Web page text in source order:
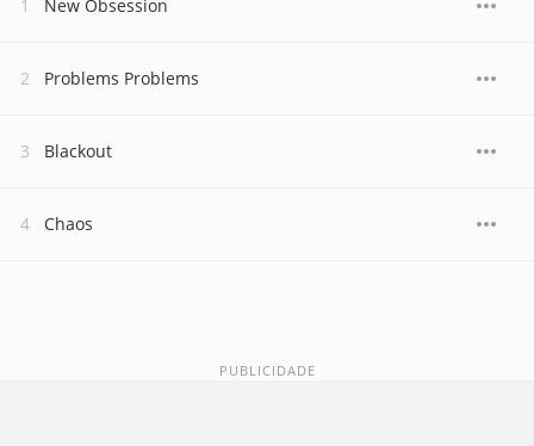
New Obsession
Problems Problems
Blackout
Chaos